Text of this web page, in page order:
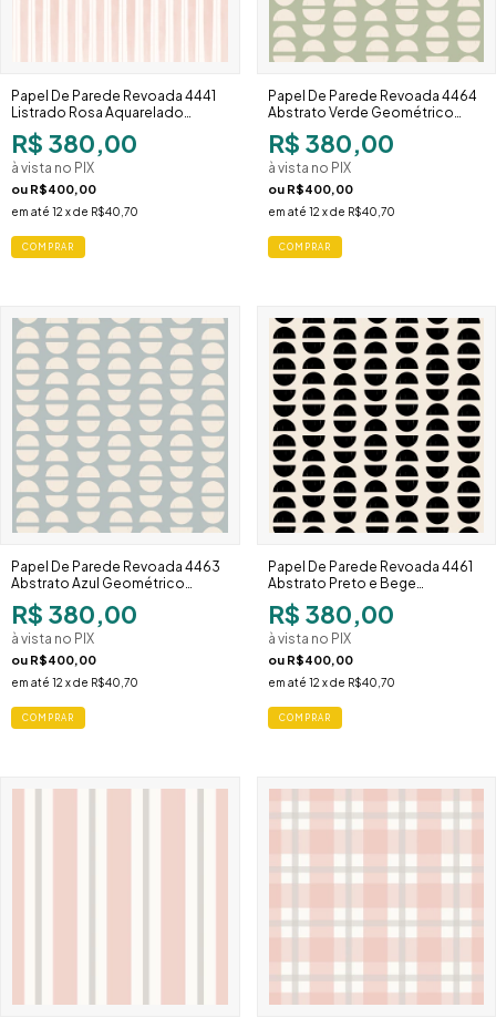
Papel De Parede Revoada 4441
Listrado Rosa Aquarelado
Listras Irregulares
R$ 380,00
à vista no PIX
ou R$400,00
em até 12 x de R$40,70
Papel De Parede Revoada 4464
Abstrato Verde Geométrico
Natural
R$ 380,00
à vista no PIX
ou R$400,00
em até 12 x de R$40,70
Papel De Parede Revoada 4463
Abstrato Azul Geométrico
Sofisticado
R$ 380,00
à vista no PIX
ou R$400,00
em até 12 x de R$40,70
Papel De Parede Revoada 4461
Abstrato Preto e Bege
Geométrico Moderno
R$ 380,00
à vista no PIX
ou R$400,00
em até 12 x de R$40,70